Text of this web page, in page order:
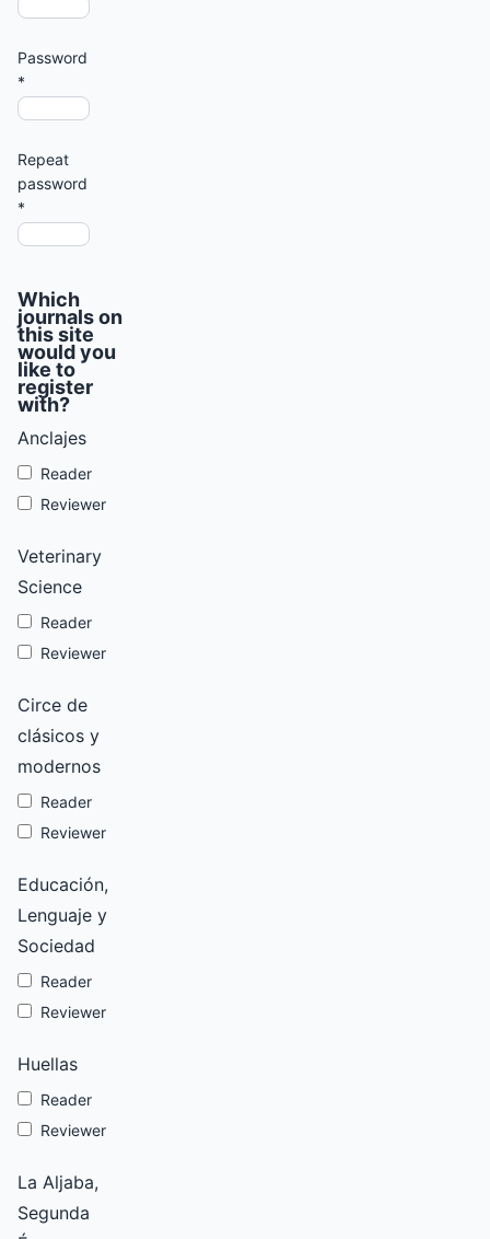
Password
*
Repeat
password
*
Which
journals on
this site
would you
like to
register
with?
Anclajes
Reader
Reviewer
Veterinary
Science
Reader
Reviewer
Circe de
clásicos y
modernos
Reader
Reviewer
Educación,
Lenguaje y
Sociedad
Reader
Reviewer
Huellas
Reader
Reviewer
La Aljaba,
Segunda